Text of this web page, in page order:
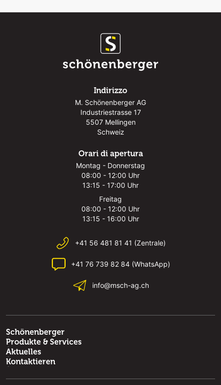
Indirizzo
M. Schönenberger AG
Industriestrasse 17
5507 Mellingen
Schweiz
Orari di apertura
Montag - Donnerstag
08:00 - 12:00 Uhr
13:15 - 17:00 Uhr
Freitag
08:00 - 12:00 Uhr
13:15 - 16:00 Uhr
+41 56 481 81 41 (Zentrale)
+41 76 739 82 84 (WhatsApp)
info@msch-ag.ch
Schönenberger
Produkte & Services
Aktuelles
Kontaktieren